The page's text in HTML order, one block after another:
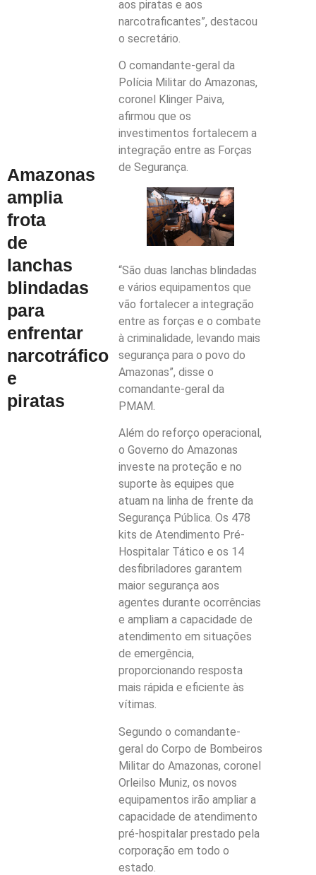
Amazonas
amplia
frota
de
lanchas
blindadas
para
enfrentar
narcotráfico
e
piratas
aos piratas e aos
narcotraficantes”, destacou
o secretário.
O comandante-geral da
Polícia Militar do Amazonas,
coronel Klinger Paiva,
afirmou que os
investimentos fortalecem a
integração entre as Forças
de Segurança.
“São duas lanchas blindadas
e vários equipamentos que
vão fortalecer a integração
entre as forças e o combate
à criminalidade, levando mais
segurança para o povo do
Amazonas”, disse o
comandante-geral da
PMAM.
Além do reforço operacional,
o Governo do Amazonas
investe na proteção e no
suporte às equipes que
atuam na linha de frente da
Segurança Pública. Os 478
kits de Atendimento Pré-
Hospitalar Tático e os 14
desfibriladores garantem
maior segurança aos
agentes durante ocorrências
e ampliam a capacidade de
atendimento em situações
de emergência,
proporcionando resposta
mais rápida e eficiente às
vítimas.
Segundo o comandante-
geral do Corpo de Bombeiros
Militar do Amazonas, coronel
Orleilso Muniz, os novos
equipamentos irão ampliar a
capacidade de atendimento
pré-hospitalar prestado pela
corporação em todo o
estado.